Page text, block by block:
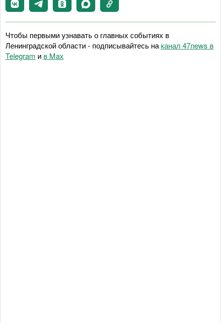
Чтобы первыми узнавать о главных событиях в
Ленинградской области - подписывайтесь на канал 47news в
Telegram и в Maх